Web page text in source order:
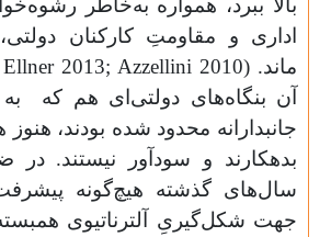
اداری و مقاومتِ کارکنان
ماند. (
Ellner 2013;Azzellini 2010
آن بنگاه‌های دولتی‌ای هم که
جانبدارانه محدود شده‌ بودند، هنوز
بدهکارند و سود‌آور نیستند. در
سال‌های گذشته هیچ‌گونه
جهت شکل‌گیریِ آلترناتیوی